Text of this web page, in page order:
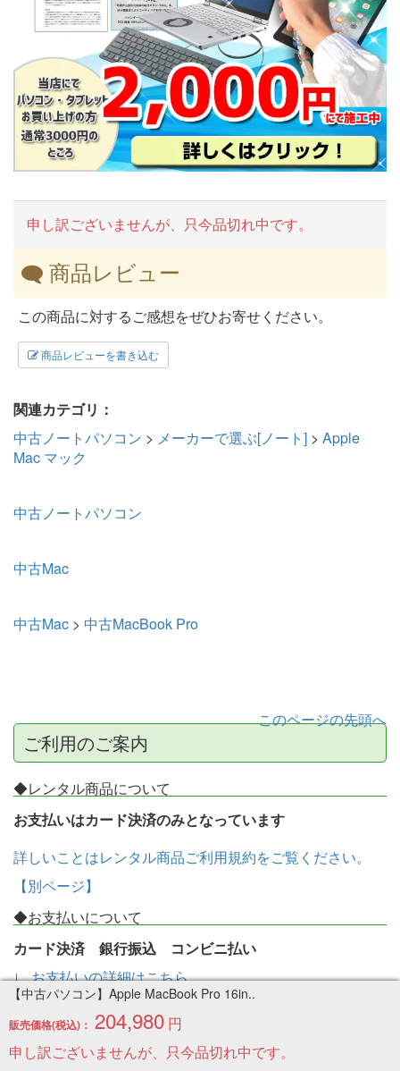
申し訳ございませんが、只今品切れ中です。
【中古パソコン】Apple MacBook Pro 16in..
販売価格(税込)： 204,980 円
申し訳ございませんが、只今品切れ中です。
商品レビュー
この商品に対するご感想をぜひお寄せください。
商品レビューを書き込む
関連カテゴリ：
中古ノートパソコン > メーカーで選ぶ[ノート] > Apple
Mac マック
中古ノートパソコン
中古Mac
中古Mac > 中古MacBook Pro
このページの先頭へ
ご利用のご案内
◆レンタル商品について
お支払いはカード決済のみとなっています
詳しいことはレンタル商品ご利用規約をご覧ください。
【別ページ】
◆お支払いについて
カード決済 銀行振込 コンビニ払い
∟お支払いの詳細はこちら
送料について
∟ 送料の詳細はこちら